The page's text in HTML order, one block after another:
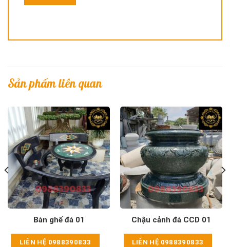
Sản phẩm liên quan
Bàn ghế đá 01
LIÊN HỆ 0988390833
Chậu cảnh đá CCD 01
LIÊN HỆ 0988390833